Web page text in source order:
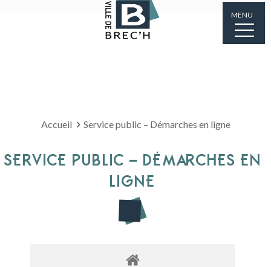
MENU
Accueil Service public – Démarches en ligne
SERVICE PUBLIC – DÉMARCHES EN
LIGNE